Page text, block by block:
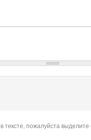
тексте, пожалуйста